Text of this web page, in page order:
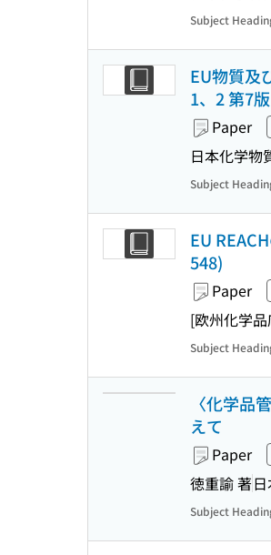
Subject
EU物質及
1、2 第7
Paper
日本化学物
Subject
EU
548)
Paper
[欧州化学
Subject
〈化学品
えて
Paper
徳重諭 著
Subject